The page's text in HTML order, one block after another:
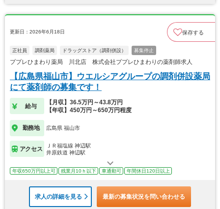
更新日：2026年6月18日 保存する
正社員 調剤薬局 ドラッグストア（調剤併設） 募集停止
ププレひまわり薬局 川北店 株式会社ププレひまわりの薬剤師求人
【広島県福山市】ウエルシアグループの調剤併設薬局
にて薬剤師の募集です！
給与
【月収】36.5万円～43.8万円
【年収】450万円～650万円程度
勤務地 広島県 福山市
アクセス
ＪＲ福塩線 神辺駅
井原鉄道 神辺駅
年収650万円以上可 残業月10ｈ以下 車通勤可 年間休日120日以上
求人の詳細を見る 最新の募集状況を問い合わせる